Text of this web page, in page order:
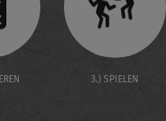
3.) SPIELEN